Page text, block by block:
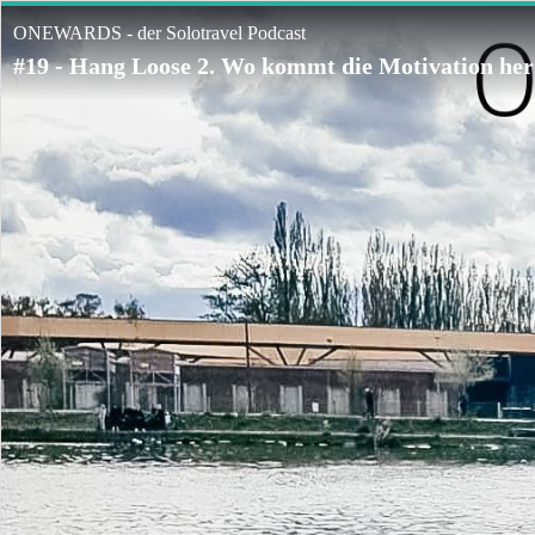
ONEWARDS - der Solotravel Podcast
#19 - Hang Loose 2. Wo kommt die Motivation